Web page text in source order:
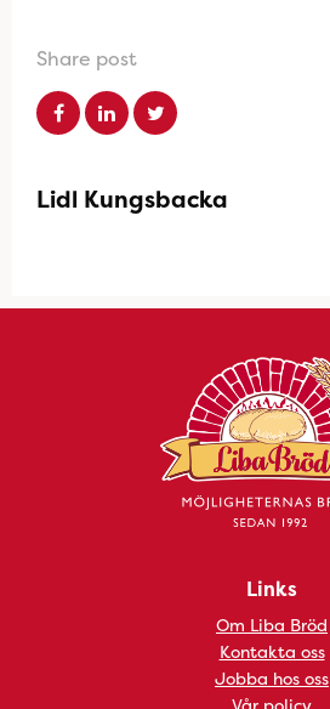
Share post
Lidl Kungsbacka
Links
Om Liba Bröd
Kontakta oss
Jobba hos oss